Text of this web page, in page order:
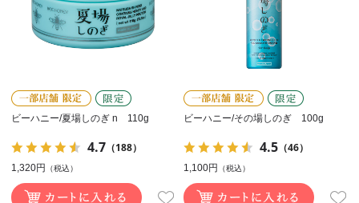
ビーハニー/夏場しのぎ n 110g
4.7（188）
1,320円 （税込）
ビーハニー/その場しのぎ 100g
4.5 （46）
1,100円 （税込）